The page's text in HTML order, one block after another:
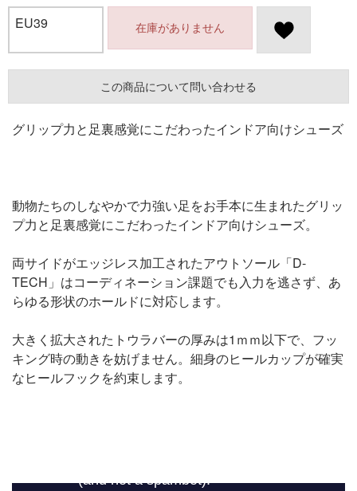
EU39 在庫がありません
この商品について問い合わせる
グリップ力と足裏感覚にこだわったインドア向けシューズ
動物たちのしなやかで力強い足をお手本に生まれたグリッ
プ力と足裏感覚にこだわったインドア向けシューズ。
両サイドがエッジレス加工されたアウトソール「D-
TECH」はコーディネーション課題でも入力を逃さず、あ
らゆる形状のホールドに対応します。
大きく拡大されたトウラバーの厚みは1ｍｍ以下で、フッ
キング時の動きを妨げません。細身のヒールカップが確実
なヒールフックを約束します。